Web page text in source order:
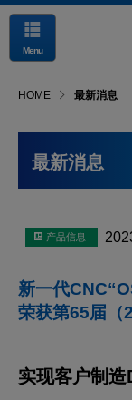
Menu
HOME 最新消息
最新消息
新一代
荣获第65届（
实现客户制造